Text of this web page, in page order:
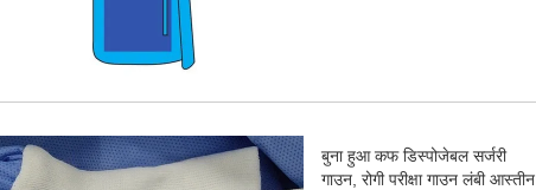
बुना हुआ कफ डिस्पोजेबल सर्जरी
गाउन, रोगी परीक्षा गाउन लंबी आस्तीन